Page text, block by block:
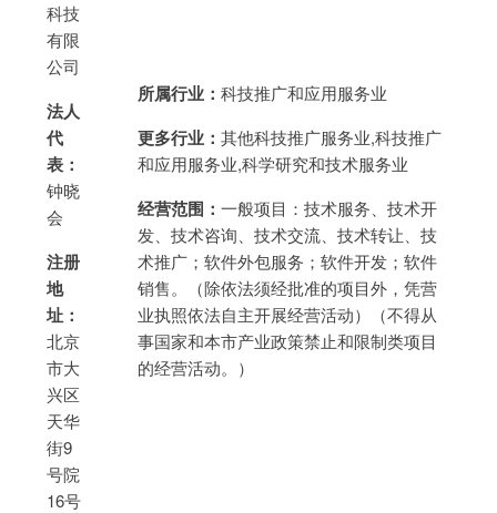
科技
有限
公司
法人
代
表：
钟晓
会
注册
地
址：
北京
市大
兴区
天华
街9
号院
16号
所属行业： 科技推广和应用服务业
更多行业： 其他科技推广服务业,科技推广
和应用服务业,科学研究和技术服务业
经营范围： 一般项目：技术服务、技术开
发、技术咨询、技术交流、技术转让、技
术推广；软件外包服务；软件开发；软件
销售。（除依法须经批准的项目外，凭营
业执照依法自主开展经营活动）（不得从
事国家和本市产业政策禁止和限制类项目
的经营活动。）